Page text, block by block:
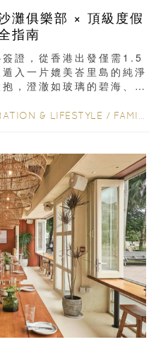
灘俱樂部 × 頂級度假
指南
證，從香港出發僅需1.5
入一片媲美峇里島的純淨
，澄澈如玻璃的碧海、懸
& LIFESTYLE / FAMILY FUN